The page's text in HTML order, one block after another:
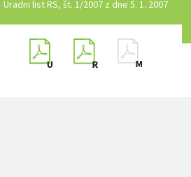
Uradni list RS, št. 1/2007 z dne 5. 1. 2007